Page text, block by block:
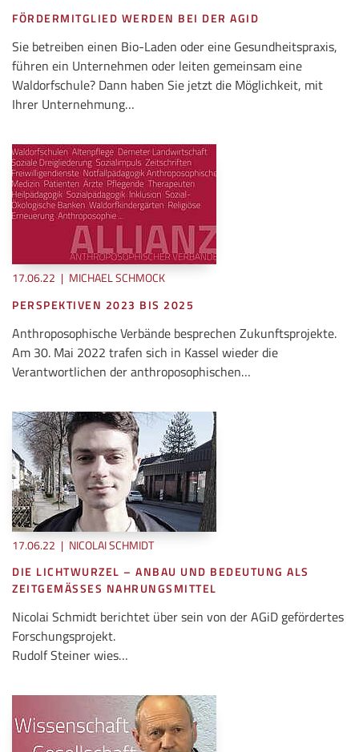
FÖRDERMITGLIED WERDEN BEI DER AGID
Sie betreiben einen Bio-Laden oder eine Gesundheitspraxis,
führen ein Unternehmen oder leiten gemeinsam eine
Waldorfschule? Dann haben Sie jetzt die Möglichkeit, mit
Ihrer Unternehmung…
17.06.22 | MICHAEL SCHMOCK
PERSPEKTIVEN 2023 BIS 2025
Anthroposophische Verbände besprechen Zukunftsprojekte.
Am 30. Mai 2022 trafen sich in Kassel wieder die
Verantwortlichen der anthroposophischen…
17.06.22 | NICOLAI SCHMIDT
DIE LICHTWURZEL – ANBAU UND BEDEUTUNG ALS
ZEITGEMÄSSES NAHRUNGSMITTEL
Nicolai Schmidt berichtet über sein von der AGiD gefördertes
Forschungsprojekt.
Rudolf Steiner wies…